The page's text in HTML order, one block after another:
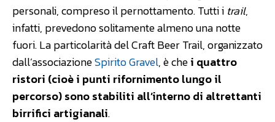
personali, compreso il pernottamento. Tutti i trail,
infatti, prevedono solitamente almeno una notte
fuori. La particolarità del Craft Beer Trail, organizzato
dall’associazioneSpirito Gravel, è chei quattro
ristori (cioè i punti rifornimento lungo il
percorso) sono stabiliti all’interno di altrettanti
birrifici artigianali.